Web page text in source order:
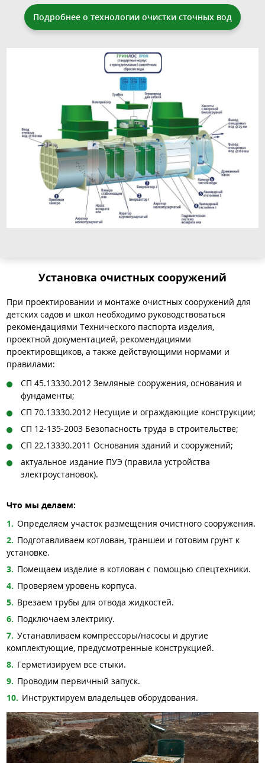
Подробнее о технологии очистки сточных вод
Установка очистных сооружений
При проектировании и монтаже очистных сооружений для
детских садов и школ необходимо руководствоваться
рекомендациями Технического паспорта изделия,
проектной документацией, рекомендациями
проектировщиков, а также действующими нормами и
правилами:
СП 45.13330.2012 Земляные сооружения, основания и
фундаменты;
СП 70.13330.2012 Несущие и ограждающие конструкции;
СП 12-135-2003 Безопасность труда в строительстве;
СП 22.13330.2011 Основания зданий и сооружений;
актуальное издание ПУЭ (правила устройства
электроустановок).
Что мы делаем:
Определяем участок размещения очистного сооружения.
Подготавливаем котлован, траншеи и готовим грунт к
установке.
Помещаем изделие в котлован с помощью спецтехники.
Проверяем уровень корпуса.
Врезаем трубы для отвода жидкостей.
Подключаем электрику.
Устанавливаем компрессоры/насосы и другие
комплектующие, предусмотренные конструкцией.
Герметизируем все стыки.
Проводим первичный запуск.
Инструктируем владельцев оборудования.